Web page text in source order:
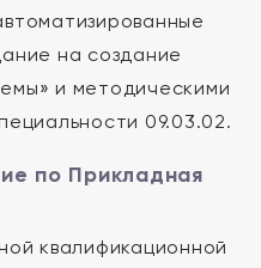
на создание
и методическими
09.03.02.
по Прикладная
квалификационной